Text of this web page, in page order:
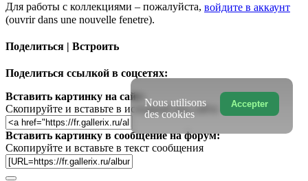
Для работы с коллекциями – пожалуйста, войдите в аккаунт
(ouvrir dans une nouvelle fenetre).
Поделиться | Встроить
Поделиться ссылкой в соцсетях:
Вставить картинку на сайт:
Скопируйте и вставьте в исходный код сайта
Вставить картинку в сообщение на форум:
Скопируйте и вставьте в текст сообщения
Accepter
Nous utilisons
des cookies